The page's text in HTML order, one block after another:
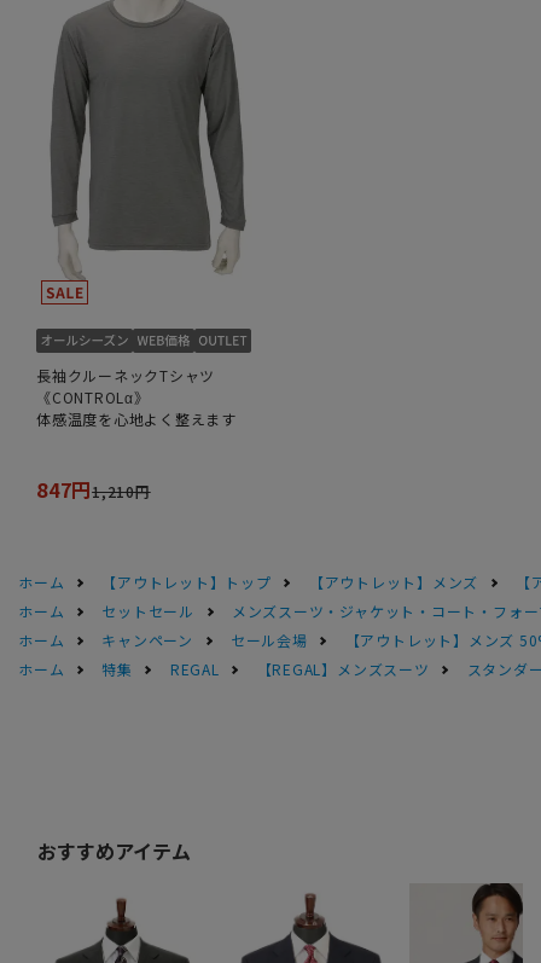
長袖クルーネックTシャツ
《CONTROLα》
体感温度を心地よく整えます
847円1,210円
ホーム 【アウトレット】トップ 【アウトレット】メンズ
ホーム
セットセール
メンズスーツ・ジャケット・コート・フォ
ホーム
キャンペーン セール会場
【アウトレット】メンズ
ホーム
特集 REGAL 【REGAL】メンズスーツ スタンダ